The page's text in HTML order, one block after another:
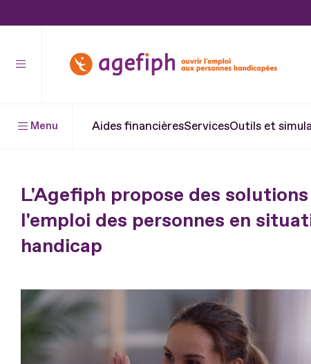
contenu
Menu Aides financièresServicesOutils et
L'Agefiph propose des
l'emploi des personnes en
handicap